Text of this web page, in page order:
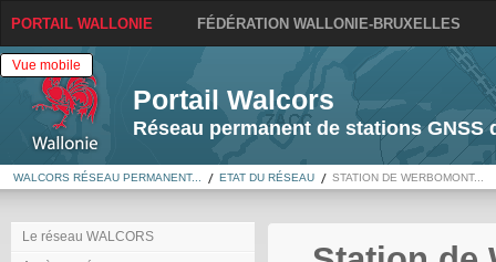
PORTAIL WALLONIE FÉDÉRATION WALLONIE-BRUXELLES
Vue mobile
Portail Walcors
Réseau permanent de stations GNSS
WALCORS RÉSEAU PERMANENT... ETAT DU RÉSEAU STATION DE WERBOMONT...
Le réseau WALCORS